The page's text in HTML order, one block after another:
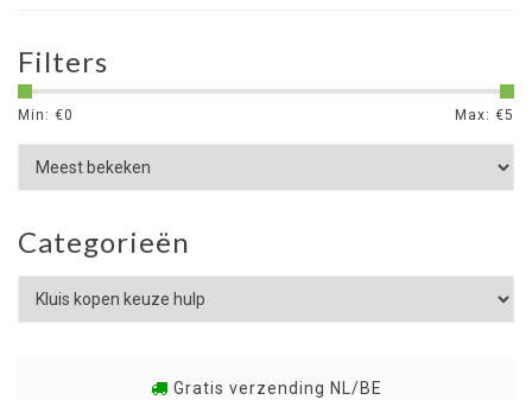
Filters
Min: €0 Max: €5
Categorieën
Gratis verzending NL/BE